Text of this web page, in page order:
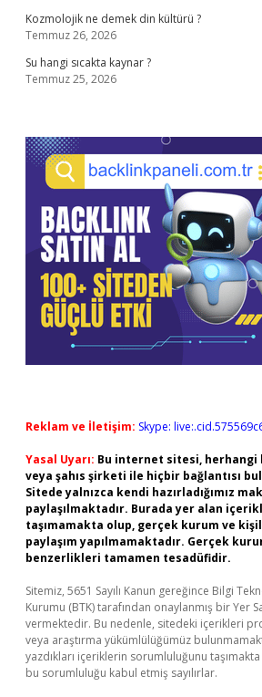
Kozmolojik ne demek din kültürü ?
Temmuz 26, 2026
Su hangi sıcakta kaynar ?
Temmuz 25, 2026
Reklam ve İletişim: Skype:
Yasal Uyarı: Bu internet sitesi, herhangi
veya şahıs şirketi ile hiçbir bağlantısı
Sitede yalnızca kendi hazırladığımız
paylaşılmaktadır. Burada yer alan
taşımamakta olup, gerçek kurum ve
paylaşım yapılmamaktadır. Gerçek
benzerlikleri tamamen tesadüfidir.
Sitemiz, 5651 Sayılı Kanun gereğince Bilgi
Kurumu (BTK) tarafından onaylanmış bir Yer
vermektedir. Bu nedenle, sitedeki içerikleri
veya araştırma yükümlülüğümüz
yazdıkları içeriklerin sorumluluğunu
bu sorumluluğu kabul etmiş sayılırlar.